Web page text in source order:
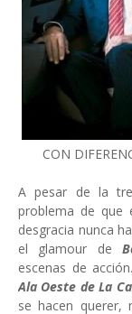
CON
A pesar de la
problema de que
desgracia nunca
el glamour de
escenas de
Ala Oeste de La
se hacen querer,